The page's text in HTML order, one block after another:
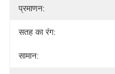
प्रमाणन:
सतह का रंग:
सामान: